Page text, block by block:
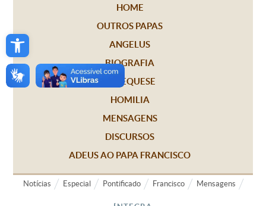
Open toolbar
HOME
OUTROS PAPAS
ANGELUS
BIOGRAFIA
CATEQUESE
HOMILIA
MENSAGENS
DISCURSOS
ADEUS AO PAPA FRANCISCO
Notícias Especial Pontificado Francisco Mensagens